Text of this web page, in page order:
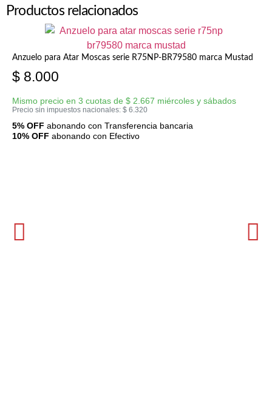
Productos relacionados
Anzuelo para Atar Moscas serie R75NP-BR79580 marca Mustad
$ 8.000
Mismo precio en 3 cuotas de $ 2.667 miércoles y sábados
Precio sin impuestos nacionales: $ 6.320
5% OFF abonando con Transferencia bancaria
10% OFF abonando con Efectivo